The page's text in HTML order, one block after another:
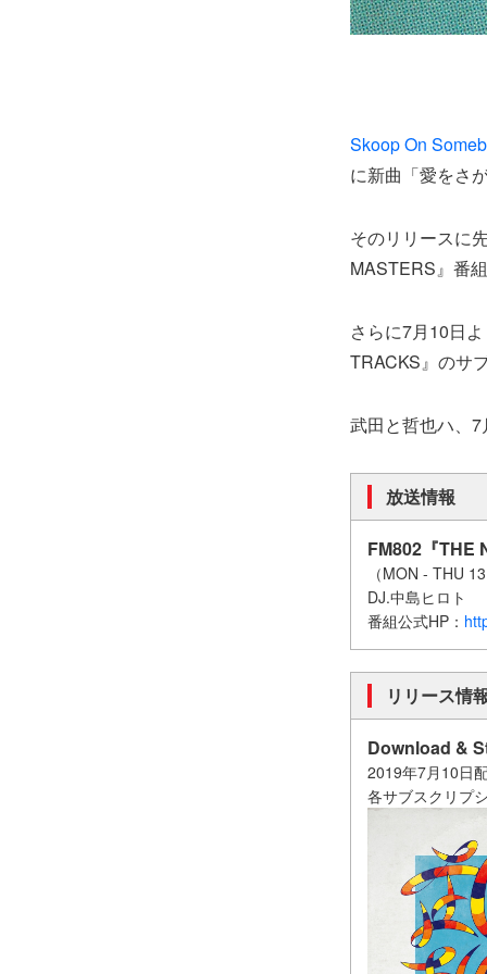
Skoop On
に新曲「愛をさ
そのリリースに
MASTERS』番
さらに7月10日
TRACKS』のサ
武田と哲也ハ、
放送情報
FM802『THE
（MON - THU
DJ.中島ヒロト
番組公式HP：
リリース情
Download &
2019年7月10日
各サブスクリプ